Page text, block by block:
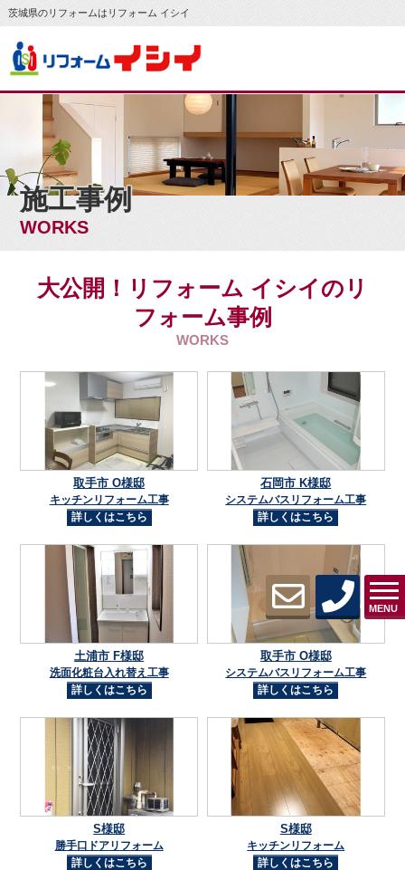
茨城県のリフォームはリフォーム イシイ
MENU
施工事例
WORKS
大公開！リフォーム イシイのリ
フォーム事例
WORKS
取手市 O様邸
キッチンリフォーム工事
詳しくはこちら
石岡市 K様邸
システムバスリフォーム工事
詳しくはこちら
土浦市 F様邸
洗面化粧台入れ替え工事
詳しくはこちら
取手市 O様邸
システムバスリフォーム工事
詳しくはこちら
S様邸
勝手口ドアリフォーム
詳しくはこちら
S様邸
キッチンリフォーム
詳しくはこちら